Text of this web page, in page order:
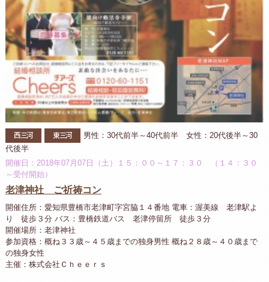
西三河 東三河
男性：30代前半～40代前半 女性：20代後半～30
代後半
開催日：2018年07月07日（土）１５：００～１７：３０ （１４：３０
～受付開始）
老津神社 ご祈祷コン
開催住所：愛知県豊橋市老津町字宮脇１４番地 電車：渥美線 老津駅よ
り 徒歩３分 バス：豊橋鉄道バス 老津停留所 徒歩３分
開催場所：老津神社
参加資格：概ね３３歳～４５歳までの独身男性 概ね２８歳～４０歳まで
の独身女性
主催：株式会社Ｃｈｅｅｒｓ